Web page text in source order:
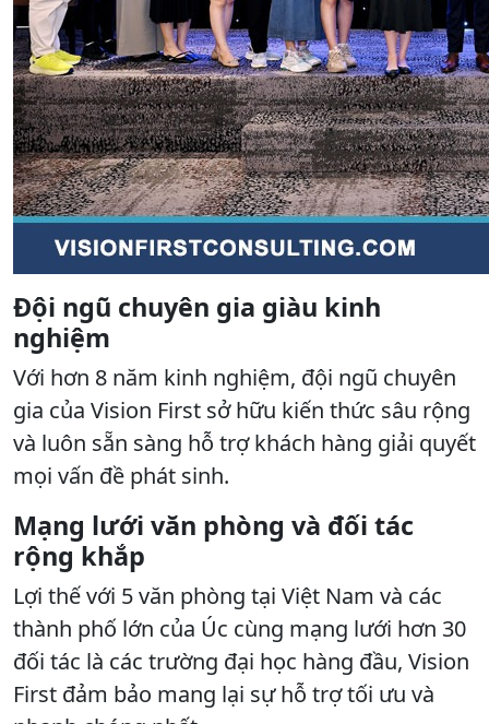
Đội ngũ chuyên gia giàu kinh
nghiệm
Với hơn 8 năm kinh nghiệm, đội ngũ chuyên
gia của Vision First sở hữu kiến thức sâu rộng
và luôn sẵn sàng hỗ trợ khách hàng giải quyết
mọi vấn đề phát sinh.
Mạng lưới văn phòng và đối tác
rộng khắp
Lợi thế với 5 văn phòng tại Việt Nam và các
thành phố lớn của Úc cùng mạng lưới hơn 30
đối tác là các trường đại học hàng đầu, Vision
First đảm bảo mang lại sự hỗ trợ tối ưu và